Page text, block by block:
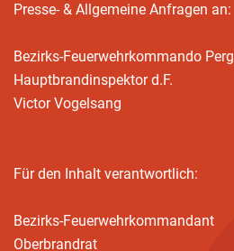
Presse- & Allgemeine Anfragen an:
Bezirks-Feuerwehrkommando Perg
Hauptbrandinspektor d.F.
Victor Vogelsang
Für den Inhalt verantwortlich:
Bezirks-Feuerwehrkommandant
Oberbrandrat